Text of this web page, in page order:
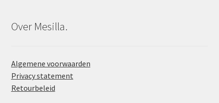
Over Mesilla.
Algemene voorwaarden
Privacy statement
Retourbeleid